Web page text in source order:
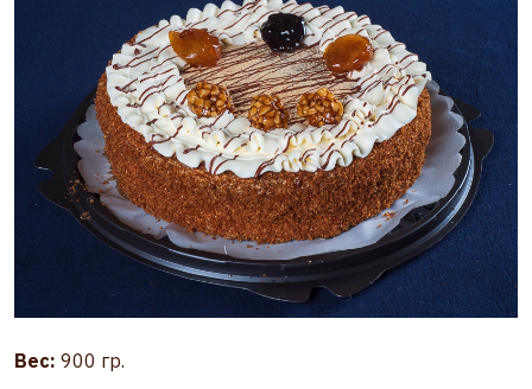
Вес: 900 гр.